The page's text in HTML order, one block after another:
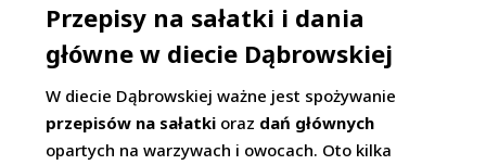
Przepisy na sałatki i dania
główne w diecie Dąbrowskiej
W diecie Dąbrowskiej ważne jest spożywanie
przepisów na sałatki oraz dań głównych
opartych na warzywach i owocach. Oto kilka